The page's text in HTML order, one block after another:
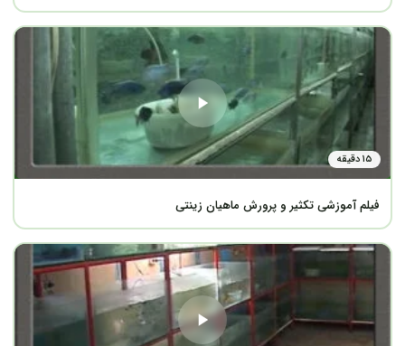
۱۵ دقیقه
فیلم آموزشی تکثیر و پرورش ماهیان زینتی